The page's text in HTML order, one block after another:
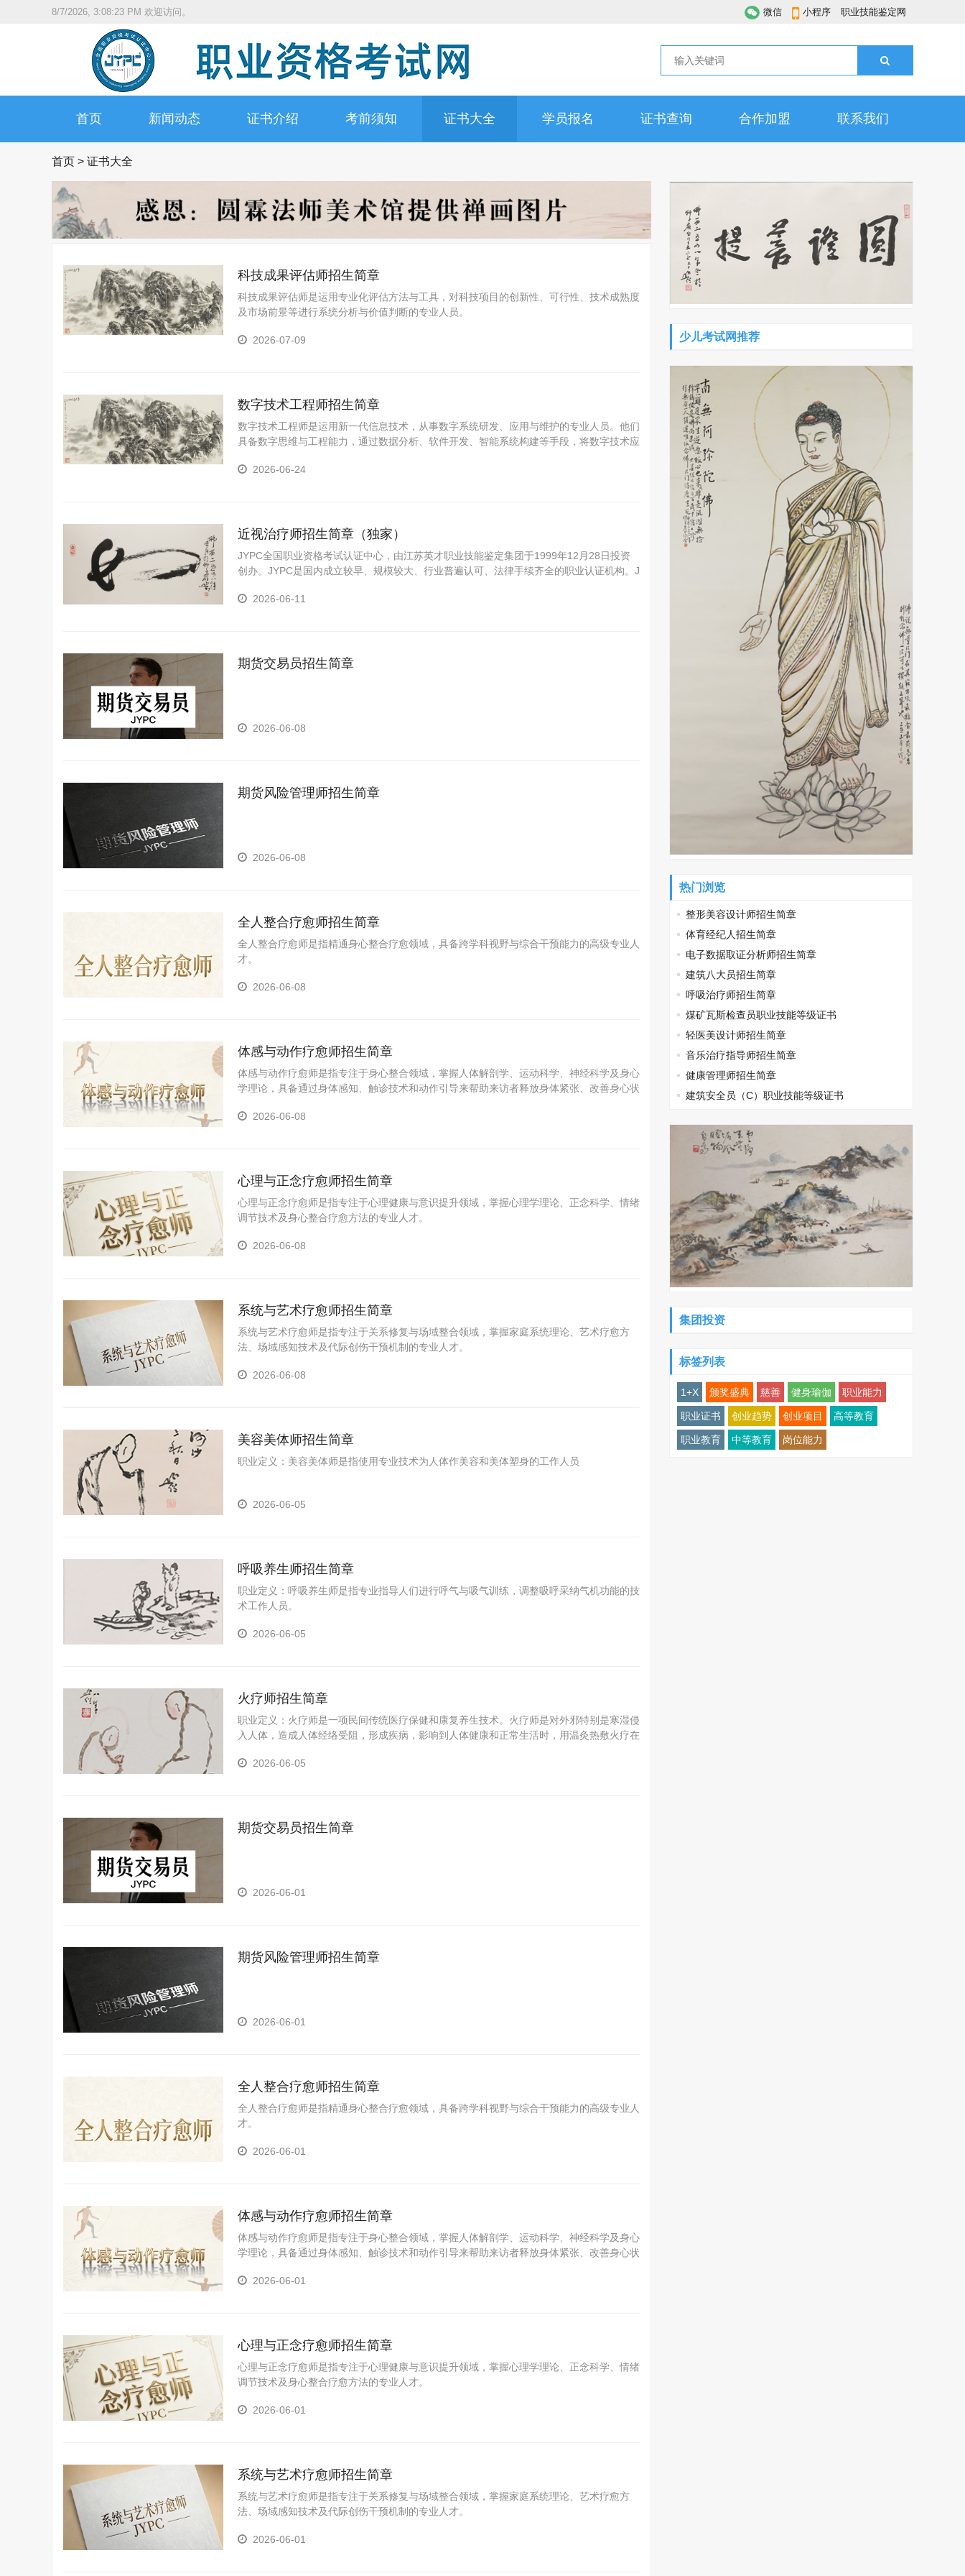
8/7/2026, 3:08:24 PM 欢迎访问。 微信 小程序 职业技能鉴定网
首页 新闻动态 证书介绍 考前须知 证书大全 学员报名 证书查询 合作加盟 联系我们
首页 > 证书大全
科技成果评估师招生简章
科技成果评估师是运用专业化评估方法与工具，对科技项目的创新性、可行性、技术成熟度
及市场前景等进行系统分析与价值判断的专业人员。
2026-07-09
数字技术工程师招生简章
数字技术工程师是运用新一代信息技术，从事数字系统研发、应用与维护的专业人员。他们
具备数字思维与工程能力，通过数据分析、软件开发、智能系统构建等手段，将数字技术应
争力的关键力量。
2026-06-24
近视治疗师招生简章（独家）
JYPC全国职业资格考试认证中心，由江苏英才职业技能鉴定集团于1999年12月28日投资
创办。JYPC是国内成立较早、规模较大、行业普遍认可、法律手续齐全的职业认证机构。J
2026-06-11
期货交易员招生简章
2026-06-08
期货风险管理师招生简章
2026-06-08
全人整合疗愈师招生简章
全人整合疗愈师是指精通身心整合疗愈领域，具备跨学科视野与综合干预能力的高级专业人
才。
2026-06-08
体感与动作疗愈师招生简章
体感与动作疗愈师是指专注于身心整合领域，掌握人体解剖学、运动科学、神经科学及身心
学理论，具备通过身体感知、触诊技术和动作引导来帮助来访者释放身体紧张、改善身心状
2026-06-08
心理与正念疗愈师招生简章
心理与正念疗愈师是指专注于心理健康与意识提升领域，掌握心理学理论、正念科学、情绪
调节技术及身心整合疗愈方法的专业人才。
2026-06-08
系统与艺术疗愈师招生简章
系统与艺术疗愈师是指专注于关系修复与场域整合领域，掌握家庭系统理论、艺术疗愈方
法、场域感知技术及代际创伤干预机制的专业人才。
2026-06-08
美容美体师招生简章
职业定义：美容美体师是指使用专业技术为人体作美容和美体塑身的工作人员
2026-06-05
呼吸养生师招生简章
职业定义：呼吸养生师是指专业指导人们进行呼气与吸气训练，调整吸呼采纳气机功能的技
术工作人员。
2026-06-05
火疗师招生简章
职业定义：火疗师是一项民间传统医疗保健和康复养生技术。火疗师是对外邪特别是寒湿侵
入人体，造成人体经络受阻，形成疾病，影响到人体健康和正常生活时，用温灸热敷火疗在
才。2026-06-05
期货交易员招生简章
2026-06-01
期货风险管理师招生简章
2026-06-01
全人整合疗愈师招生简章
全人整合疗愈师是指精通身心整合疗愈领域，具备跨学科视野与综合干预能力的高级专业人
才。
2026-06-01
体感与动作疗愈师招生简章
体感与动作疗愈师是指专注于身心整合领域，掌握人体解剖学、运动科学、神经科学及身心
学理论，具备通过身体感知、触诊技术和动作引导来帮助来访者释放身体紧张、改善身心状
2026-06-01
心理与正念疗愈师招生简章
心理与正念疗愈师是指专注于心理健康与意识提升领域，掌握心理学理论、正念科学、情绪
调节技术及身心整合疗愈方法的专业人才。
2026-06-01
系统与艺术疗愈师招生简章
系统与艺术疗愈师是指专注于关系修复与场域整合领域，掌握家庭系统理论、艺术疗愈方
法、场域感知技术及代际创伤干预机制的专业人才。
2026-06-01
少儿考试网推荐
热门浏览
整形美容设计师招生简章
体育经纪人招生简章
电子数据取证分析师招生简章
建筑八大员招生简章
呼吸治疗师招生简章
煤矿瓦斯检查员职业技能等级证书
轻医美设计师招生简章
音乐治疗指导师招生简章
健康管理师招生简章
建筑安全员（C）职业技能等级证书
集团投资
标签列表
1+X 颁奖盛典 慈善 健身瑜伽 职业能力
职业证书 创业趋势 创业项目 高等教育
职业教育 中等教育 岗位能力